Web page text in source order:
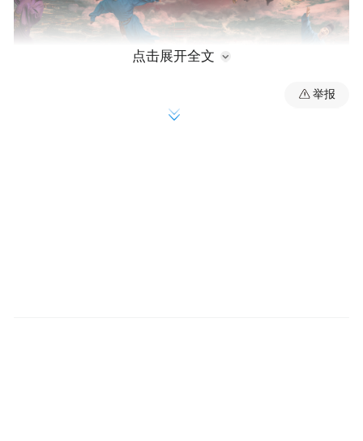
点击展开全文
举报